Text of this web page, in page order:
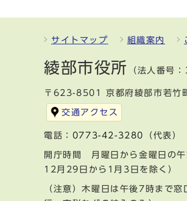
サイトマップ 組織案内
綾部市役所 （法人番号
〒623-8501 京都府綾部市若竹
交通アクセス
電話： 0773-42-3280 （代表
開庁時間 月曜日から金曜日の
12月29日から1月3日を除く）
（注意）木曜日は午後7時まで